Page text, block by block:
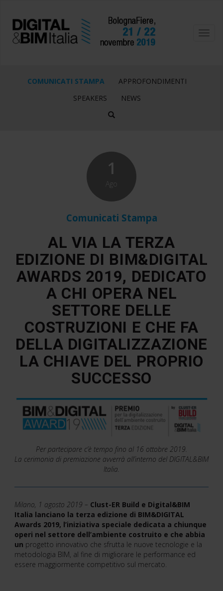
COMUNICATI STAMPA
APPROFONDIMENTI
SPEAKERS
NEWS
1
Ago
Comunicati Stampa
AL VIA LA TERZA
EDIZIONE DI BIM&DIGITAL
AWARDS 2019, DEDICATO
A CHI OPERA NEL
SETTORE DELLE
COSTRUZIONI E CHE FA
DELLA DIGITALIZZAZIONE
LA CHIAVE DEL PROPRIO
SUCCESSO
Per partecipare c’è tempo fino al 16 ottobre 2019.
La cerimonia di premiazione avverrà all’interno del DIGITAL&BIM
Italia.
Milano, 1 agosto 2019 – Clust-ER Build e Digital&BIM
Italia lanciano la terza edizione di BIM&DIGITAL
Awards 2019, l’iniziativa speciale dedicata a chiunque
operi nel settore dell’ambiente costruito e che abbia
un progetto innovativo che sfrutta le nuove tecnologie e la
metodologia BIM, al fine di migliorare le performance ed
essere maggiormente competitivo sul mercato.